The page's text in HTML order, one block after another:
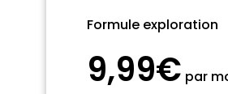
Formule exploration
9,99€ par